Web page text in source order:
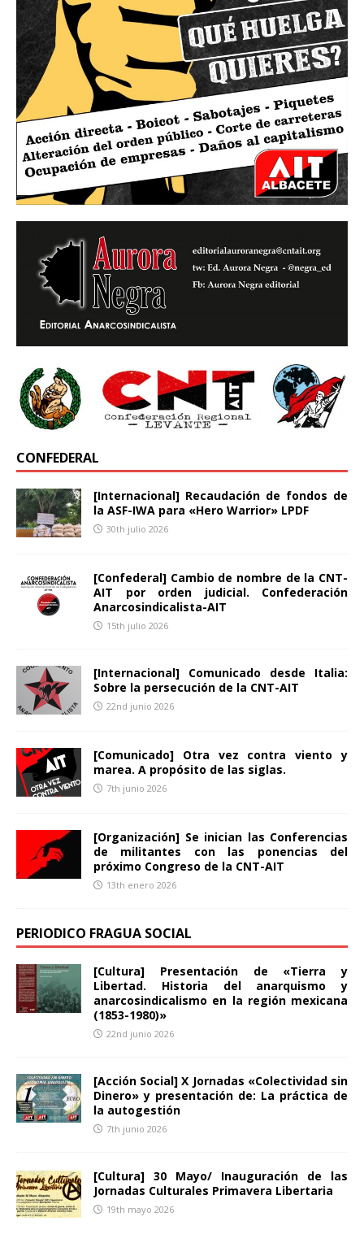
CONFEDERAL
[Internacional] Recaudación de fondos de
la ASF-IWA para «Hero Warrior» LPDF
30th julio 2026
[Confederal] Cambio de nombre de la CNT-
AIT por orden judicial. Confederación
Anarcosindicalista-AIT
15th julio 2026
[Internacional] Comunicado desde Italia:
Sobre la persecución de la CNT-AIT
22nd junio 2026
[Comunicado] Otra vez contra viento y
marea. A propósito de las siglas.
7th junio 2026
[Organización] Se inician las Conferencias
de militantes con las ponencias del
próximo Congreso de la CNT-AIT
13th enero 2026
PERIODICO FRAGUA SOCIAL
[Cultura] Presentación de «Tierra y
Libertad. Historia del anarquismo y
anarcosindicalismo en la región mexicana
(1853-1980)»
22nd junio 2026
[Acción Social] X Jornadas «Colectividad sin
Dinero» y presentación de: La práctica de
la autogestión
7th junio 2026
[Cultura] 30 Mayo/ Inauguración de las
Jornadas Culturales Primavera Libertaria
19th mayo 2026